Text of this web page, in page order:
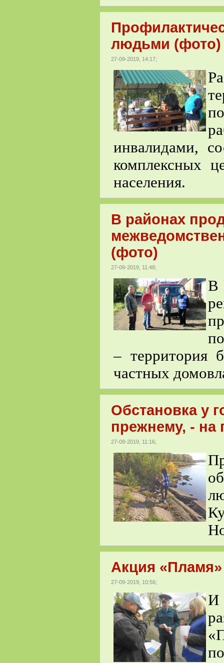
людьми (фото)
27-09-2019, 14:17;
инвалидами,
комплексных
населения.
В районах
(фото)
27-09-2019, 11:48;
В
– территория
частных
Обстановка у
прежнему, - на
27-09-2019, 11:16;
Акция
27-09-2019, 10:56;
И